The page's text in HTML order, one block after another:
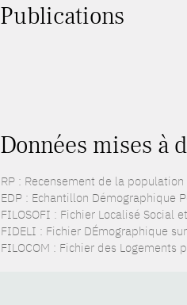
Publications
Données mises à
RP : Recensement de la population
EDP : Echantillon Démographique
FILOSOFI : Fichier Localisé Social
FIDELI : Fichier DÉmographique
FILOCOM : Fichier des Logements